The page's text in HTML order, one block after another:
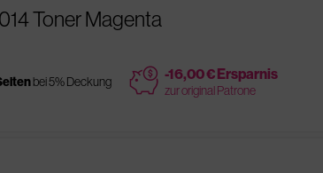
Toner Magenta
bei 5% Deckung price -16,00 € Ersparnis
zur original Patrone